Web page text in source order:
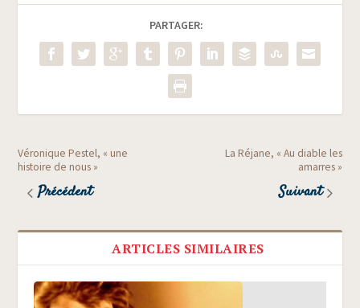
PARTAGER:
Véronique Pestel, « une
histoire de nous »
Précédent
La Réjane, « Au diable les
amarres »
Suivant
ARTICLES SIMILAIRES